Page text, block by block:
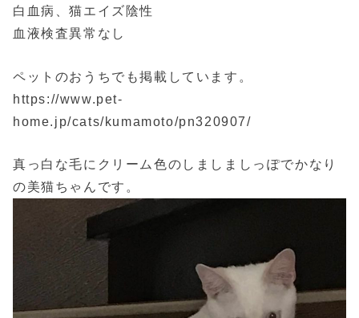
白血病、猫エイズ陰性
血液検査異常なし
ペットのおうちでも掲載しています。
https://www.pet-
home.jp/cats/kumamoto/pn320907/
真っ白な毛にクリーム色のしましましっぽでかなり
の美猫ちゃんです。